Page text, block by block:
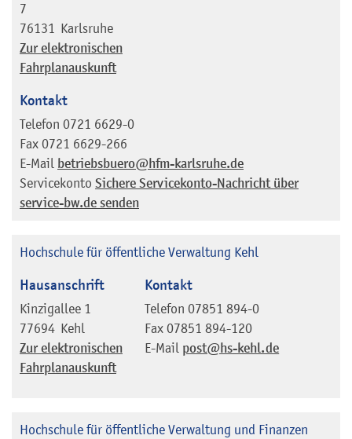
7
76131 Karlsruhe
Zur elektronischen
Fahrplanauskunft
Kontakt
Telefon 0721 6629-0
Fax 0721 6629-266
E-Mail betriebsbuero@hfm-karlsruhe.de
Servicekonto Sichere Servicekonto-Nachricht über
service-bw.de senden
Hochschule für öffentliche Verwaltung Kehl
Hausanschrift
Kinzigallee 1
77694 Kehl
Zur elektronischen
Fahrplanauskunft
Kontakt
Telefon 07851 894-0
Fax 07851 894-120
E-Mail post@hs-kehl.de
Hochschule für öffentliche Verwaltung und Finanzen